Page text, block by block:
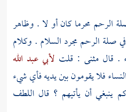
الرحم محرما كان أو لا . وظاهر
صلة الرحم مجرد السلام . وكلام
. قال مثنى : قلت لأبي عبد الله
فلا يقومون بين يديه فأي شيء
ينبغي أن يأتيهم ؟ قال اللطف